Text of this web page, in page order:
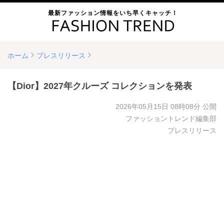
最新ファッション情報をいち早くキャッチ！
ホーム プレスリリース
【Dior】2027年クルーズ コレクションを発表
2026年05月15日 08時08分 公開
ファッショントレンド編集部
プレスリリース